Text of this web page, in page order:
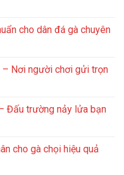
cho dân đá gà chuyên
– Nơi người chơi gửi trọn
Đấu trường nảy lửa bạn
cho gà chọi hiệu quả